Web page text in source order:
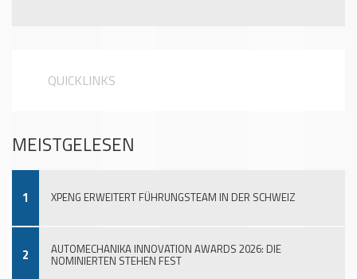
QUICKLINKS
MEISTGELESEN
1 XPENG ERWEITERT FÜHRUNGSTEAM IN DER SCHWEIZ
2 AUTOMECHANIKA INNOVATION AWARDS 2026: DIE
NOMINIERTEN STEHEN FEST